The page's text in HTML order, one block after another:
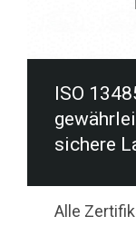
ISO
sichere
Alle